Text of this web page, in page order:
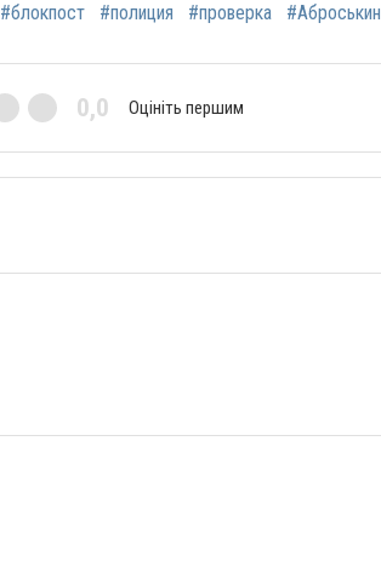
#блокпост #полиция #проверка #Аброськин
0,0 Оцініть першим